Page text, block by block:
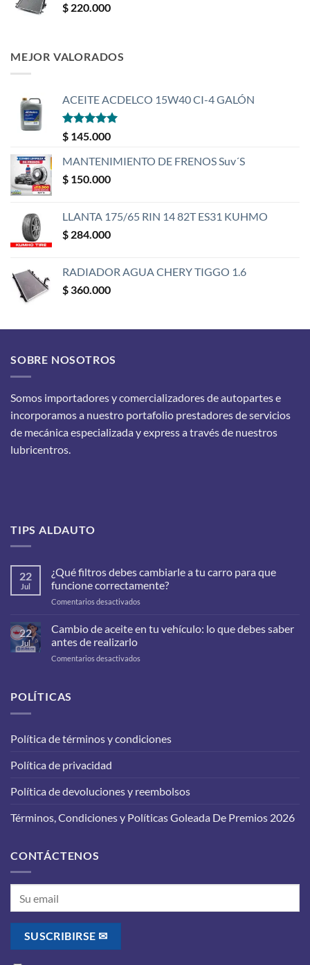
$ 220.000
MEJOR VALORADOS
ACEITE ACDELCO 15W40 CI-4 GALÓN
Valorado
con
$ 145.000
MANTENIMIENTO DE FRENOS Suv´S
$ 150.000
LLANTA 175/65 RIN 14 82T ES31 KUHMO
$ 284.000
RADIADOR AGUA CHERY TIGGO 1.6
$ 360.000
SOBRE NOSOTROS
Somos importadores y comercializadores de autopartes e
incorporamos a nuestro portafolio prestadores de servicios
de mecánica especializada y express a través de nuestros
lubricentros.
TIPS ALDAUTO
22
Jul
¿Qué filtros debes cambiarle a tu carro para que
funcione correctamente?
Comentarios desactivados
filtros
debes
a
22
Jul
Cambio de aceite en tu vehículo: lo que debes saber
antes de realizarlo
Comentarios desactivados
lo
de
POLÍTICAS
Política de términos y condiciones
Política de privacidad
Política de devoluciones y reembolsos
Términos, Condiciones y Políticas Goleada De Premios 2026
CONTÁCTENOS